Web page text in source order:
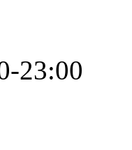
23:00